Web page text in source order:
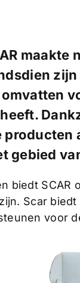
heeft.
gebied
biedt SCAR
Scar
voor